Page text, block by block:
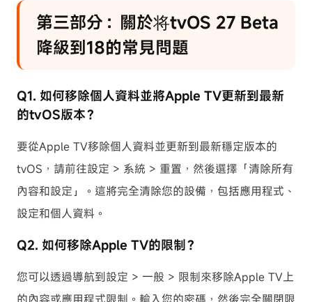
第三部分：關於将tvOS 27 Beta
降級到18的常見問題
Q1. 如何移除個人資料並將Apple TV更新到最新
的tvOS版本？
要從Apple TV移除個人資料並更新到最新穩定版本的
tvOS，請前往設定 > 系統 > 重置，然後選擇「清除所有
內容和設定」。這將完全清除您的設備，包括應用程式、
設定和個人資料。
Q2. 如何移除Apple TV的限制？
您可以透過導航到設定 > 一般 > 限制來移除Apple TV上